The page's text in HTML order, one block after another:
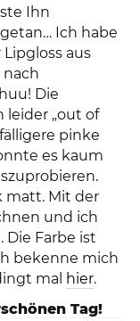
Ihn
Ich habe
aus
Die
„out of
pinke
es kaum
matt. Mit der
und ich
Die Farbe ist
bekenne mich
mal hier.
Tag!